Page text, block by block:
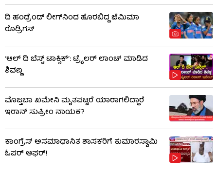
ದಿ ಹಂಡ್ರೆಂಡ್ ಲೀಗ್​ನಿಂದ ಹೊರಬಿದ್ದ ಜೆಮಿಮಾ
ರೊಡ್ರಿಗಸ್
‘ಆಲ್​ ದಿ ಬೆಸ್ಟ್​ ಟಾಕ್ಸಿಕ್’: ಟ್ರೈಲರ್​ ಲಾಂಚ್ ಮಾಡಿದ
ಶಿವಣ್ಣ
ಮೊಜ್ತಬಾ ಖಮೇನಿ ಮೃತಪಟ್ಟರೆ ಯಾರಾಗಲಿದ್ದಾರೆ
ಇರಾನ್ ಸುಪ್ರೀಂ ನಾಯಕ?
ಕಾಂಗ್ರೆಸ್ ಅಸಮಾಧಾನಿತ ಶಾಸಕರಿಗೆ ಕುಮಾರಸ್ವಾಮಿ
ಓಪರ್ ಆಫರ್!